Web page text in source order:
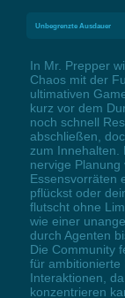
Unbegrenzte Ausdauer
In Mr. Prepper
Chaos mit der
ultimativen
kurz vor dem
noch schnell
abschließen,
zum Innehalten.
nervige
Essensvorräten
pflückst oder
flutscht ohne
wie einer
durch Agenten
Die Community
für ambitionierte
Interaktionen,
konzentrieren